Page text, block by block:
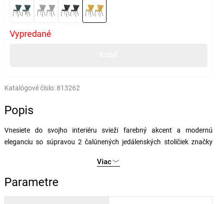
Vypredané
Katalógové číslo: 813262
Popis
Vnesiete do svojho interiéru svieži farebný akcent a modernú
eleganciu so súpravou 2 čalúnených jedálenských stoličiek značky
žltým čalúnením, ktoré v kombinácii s atypickým tvarom sedadla a
operadla pôsobí neotročne a osobitne. Moderný dizajn s jemne
zaoblenými líniami dodá priestoru dynamiku a stane sa
Viac
Parametre